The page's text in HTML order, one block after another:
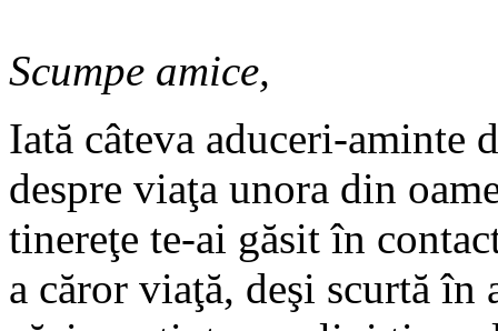
Scumpe amice,
Iată câteva aduceri-aminte
despre viaţa unora din
tinereţe te-ai găsit în
a căror viaţă, deşi scurtă